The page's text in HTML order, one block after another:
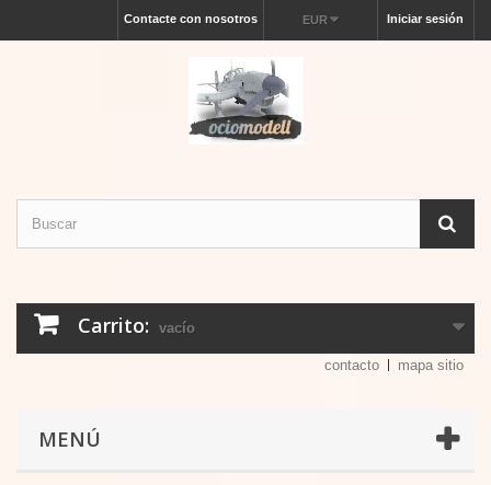
Iniciar sesión
EUR
Contacte con nosotros
Carrito: vacío
contacto mapa sitio
MENÚ